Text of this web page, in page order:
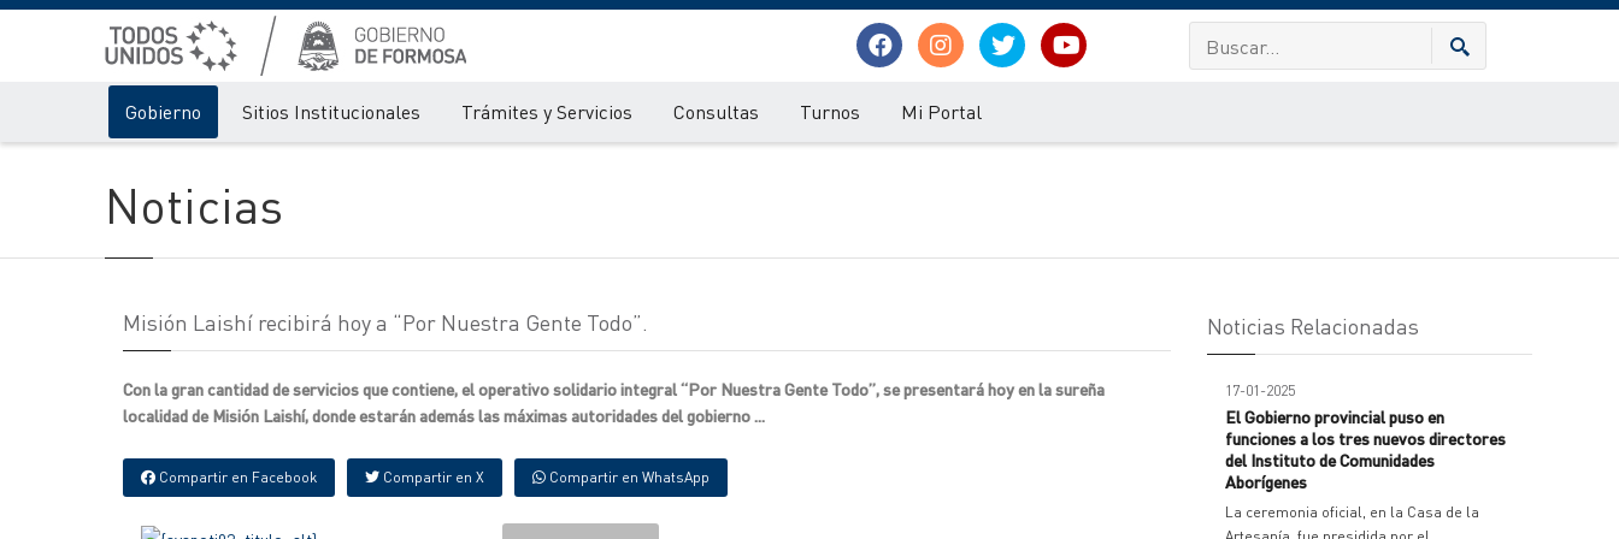
Gobierno Sitios Institucionales Trámites y Servicios Consultas Turnos Mi Portal
Noticias
Misión Laishí recibirá hoy a “Por Nuestra Gente Todo”.
Con la gran cantidad de servicios que contiene, el operativo solidario integral “Por Nuestra Gente Todo”, se presentará hoy en la sureña
localidad de Misión Laishí, donde estarán además las máximas autoridades del gobierno ...
Compartir en Facebook Compartir en X Compartir en WhatsApp
Noticias Relacionadas
17-01-2025
El Gobierno provincial puso en
funciones a los tres nuevos directores
del Instituto de Comunidades
Aborígenes
La ceremonia oficial, en la Casa de la